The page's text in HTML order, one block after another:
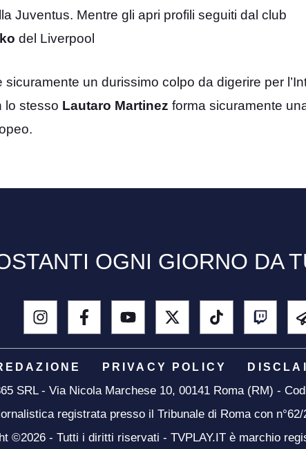
Juventus. Mentre gli apri profili seguiti dal club
del Liverpool
sicuramente un durissimo colpo da digerire per
lo stesso Lautaro Martinez forma sicuramente
OGNI GIORNO DA
PRIVACY POLICY
SRL - Via Nicola Marchese 10, 00141 Roma (RM) -
registrata presso il Tribunale di Roma con
©2026 - Tutti i diritti riservati - TVPLAY.IT è marchio